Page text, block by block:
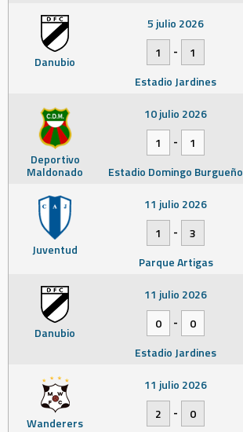
Danubio
5 julio 2026
1
-
1
Estadio Jardines
Deportivo
Maldonado
10 julio 2026
1
-
1
Estadio Domingo Burgueño
Juventud
11 julio 2026
1
-
3
Parque Artigas
Danubio
11 julio 2026
0
-
0
Estadio Jardines
Wanderers
11 julio 2026
2
-
0